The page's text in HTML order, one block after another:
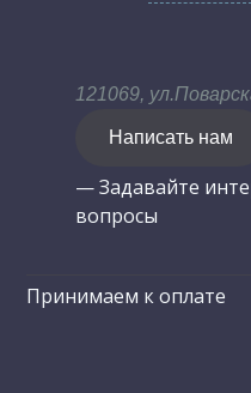
121069,
Написать нам
— Задавайте
вопросы
Принимаем к оплате